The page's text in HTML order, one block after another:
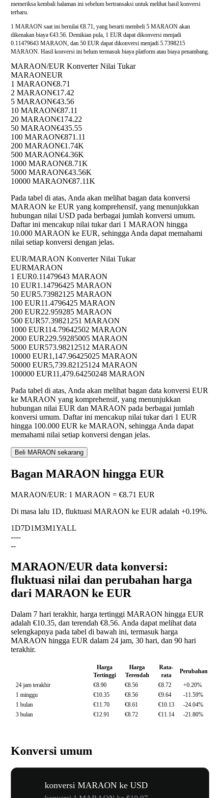
memeriksa kembali halaman ini sebelum bertransaksi untuk melihat hasil konversi
terbaru.
1 MARAON saat ini bernilai €8.71, yang berarti membeli 5 MARAON akan
dikenakan biaya €43.56. Demikian pula, 1 EUR dapat dikonversi menjadi
0.11479643 MARAON, dan 50 EUR dapat dikonversi menjadi 5.7398215
MARAON. Hasil konversi ini belum termasuk biaya platform atau biaya penambang.
MARAON/EUR Konverter Nilai Tukar
MARAONEUR
1 MARAON€8.71
2 MARAON€17.42
5 MARAON€43.56
10 MARAON€87.11
20 MARAON€174.22
50 MARAON€435.55
100 MARAON€871.11
200 MARAON€1.74K
500 MARAON€4.36K
1000 MARAON€8.71K
5000 MARAON€43.56K
10000 MARAON€87.11K
Pada tabel di atas, Anda akan melihat bagan data konversi
MARAON ke EUR yang komprehensif, yang menunjukkan
hubungan nilai USD pada berbagai jumlah konversi umum.
Daftar ini mencakup nilai tukar dari 1 MARAON hingga
10.000 MARAON ke EUR, sehingga Anda dapat memahami
nilai setiap konversi dengan jelas.
EUR/MARAON Konverter Nilai Tukar
EURMARAON
1 EUR0.11479643 MARAON
10 EUR1.14796425 MARAON
50 EUR5.73982125 MARAON
100 EUR11.4796425 MARAON
200 EUR22.959285 MARAON
500 EUR57.39821251 MARAON
1000 EUR114.79642502 MARAON
2000 EUR229.59285005 MARAON
5000 EUR573.98212512 MARAON
10000 EUR1,147.96425025 MARAON
50000 EUR5,739.82125124 MARAON
100000 EUR11,479.64250248 MARAON
Pada tabel di atas, Anda akan melihat bagan data konversi EUR
ke MARAON yang komprehensif, yang menunjukkan
hubungan nilai EUR dan MARAON pada berbagai jumlah
konversi umum. Daftar ini mencakup nilai tukar dari 1 EUR
hingga 100.000 EUR ke MARAON, sehingga Anda dapat
memahami nilai setiap konversi dengan jelas.
Beli MARAON sekarang
Bagan MARAON hingga EUR
MARAON/EUR: 1 MARAON = €8.71 EUR
Di masa lalu 1D, fluktuasi MARAON ke EUR adalah +0.19%.
1D7D1M3M1YALL
----
--
MARAON/EUR data konversi:
fluktuasi nilai dan perubahan harga
dari MARAON ke EUR
Dalam 7 hari terakhir, harga tertinggi MARAON hingga EUR
adalah €10.35, dan terendah €8.56. Anda dapat melihat data
selengkapnya pada tabel di bawah ini, termasuk harga
MARAON hingga EUR dalam 24 jam, 30 hari, dan 90 hari
terakhir.
Harga
Tertinggi
Harga
Terendah
Rata-
rata
Perubahan
24 jam terakhir
€8.90 €8.56 €8.72
+0.20%
1 minggu
€10.35 €8.56 €9.64
-11.59%
1 bulan
€11.70 €8.61 €10.13
-24.04%
3 bulan
€12.91 €8.72 €11.14 -21.80%
Konversi umum
konversi MARAON ke USD